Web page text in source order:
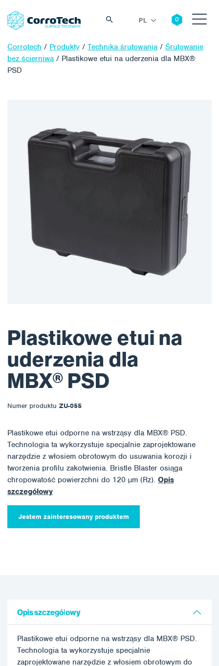
PL
Corrotech / Produkty / Technika śrutowania / Śrutowanie
bez ścierniwa / Plastikowe etui na uderzenia dla MBX®
PSD
Plastikowe etui na
uderzenia dla
MBX® PSD
Numer produktu ZU-055
Plastikowe etui odporne na wstrząsy dla MBX® PSD.
Technologia ta wykorzystuje specjalnie zaprojektowane
narzędzie z włosiem obrotowym do usuwania korozji i
tworzenia profilu zakotwienia. Bristle Blaster osiąga
chropowatość powierzchni do 120 µm (Rz). Opis
szczegółowy
Jestem zainteresowany produktem
Opis szczegółowy
Plastikowe etui odporne na wstrząsy dla MBX® PSD.
Technologia ta wykorzystuje specjalnie
zaprojektowane narzędzie z włosiem obrotowym do